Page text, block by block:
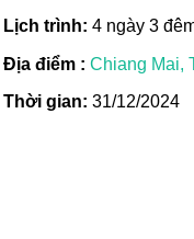
Lịch trình: 4 ngày 3
Địa điểm : Chiang Mai,
Thời gian: 31/12/2024